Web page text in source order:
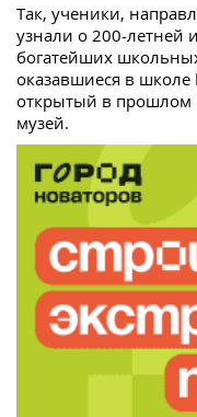
Так, ученики,
узнали о 200-
богатейших
оказавшиеся в
открытый в прошлом
музей.